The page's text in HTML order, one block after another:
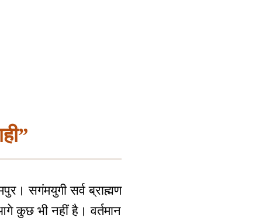
सगंमयुगी सर्व ब्राह्मण
कुछ भी नहीं है। वर्तमान